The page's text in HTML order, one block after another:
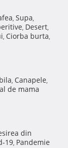
, Supa,
, Desert,
, Ciorba burta,
, Canapele,
de mama
din
19, Pandemie